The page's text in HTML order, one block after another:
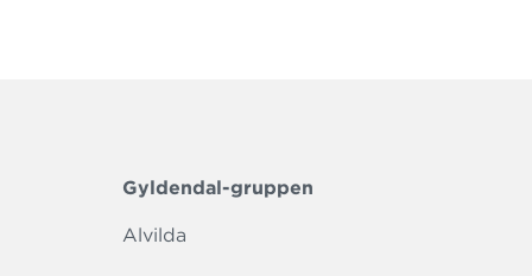
Gyldendal-gruppen
Alvilda